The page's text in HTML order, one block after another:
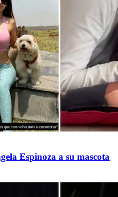
Espinoza a su mascota